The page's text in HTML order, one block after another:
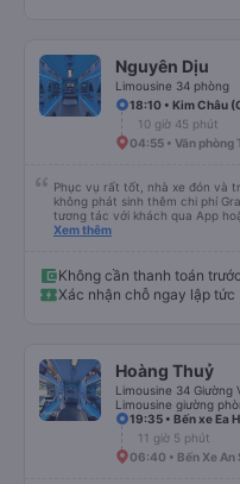
Nguyên Dịu
Limousine 34 phòng
18:10 • Kim Châu
10 giờ 45 phút
04:55 • Văn phòng
Phục vụ rất tốt, nhà xe đón và
không phát sinh thêm chi phí
tương tác với khách qua App
nữa để hành khách yên tâm
Xem thêm
Không cần thanh toán trước
Xác nhận chỗ ngay lập tức
Hoàng Thuỷ
Limousine 34 Giường
Limousine giường
19:35 • Bến xe Ea
11 giờ 5 phút
06:40 • Bến Xe An